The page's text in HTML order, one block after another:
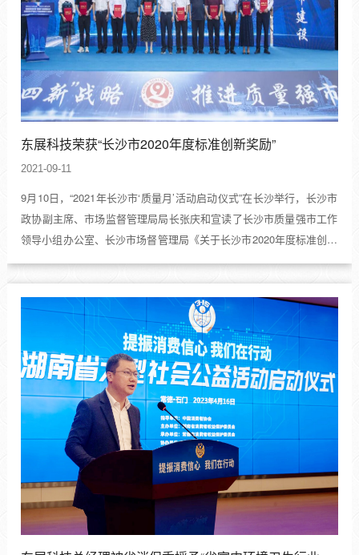
东展科技荣获“长沙市2020年度标准创新奖励”
2021-09-11
9月10日，“2021年长沙市‘质量月’活动启动仪式”在长沙举行，长沙市
政协副主席、市场监督管理局局长张庆和宣读了长沙市质量强市工作
领导小组办公室、长沙市场督管理局《关于长沙市2020年度标准创新
奖励的通报》。湖南省室内环境净化行业协会会长单位湖南东展科技
发展有限公司，作为第一起草单位的《公共环...